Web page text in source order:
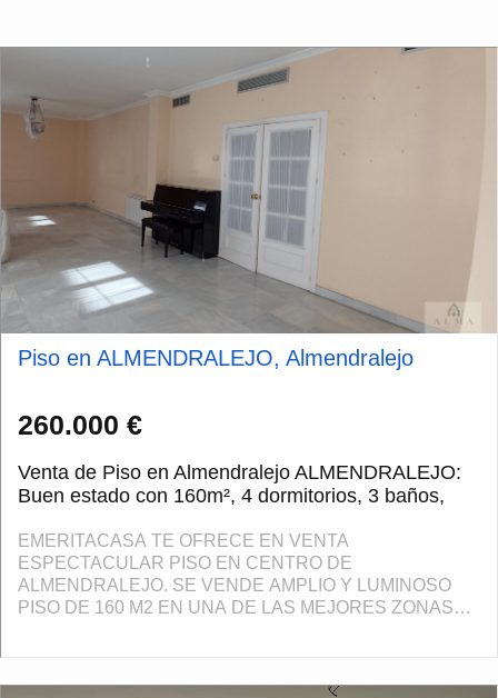
Piso en ALMENDRALEJO, Almendralejo
260.000 €
Venta de Piso en Almendralejo ALMENDRALEJO:
Buen estado con 160m², 4 dormitorios, 3 baños,
EMERITACASA TE OFRECE EN VENTA
ESPECTACULAR PISO EN CENTRO DE
ALMENDRALEJO. SE VENDE AMPLIO Y LUMINOSO
PISO DE 160 M2 EN UNA DE LAS MEJORES ZONAS